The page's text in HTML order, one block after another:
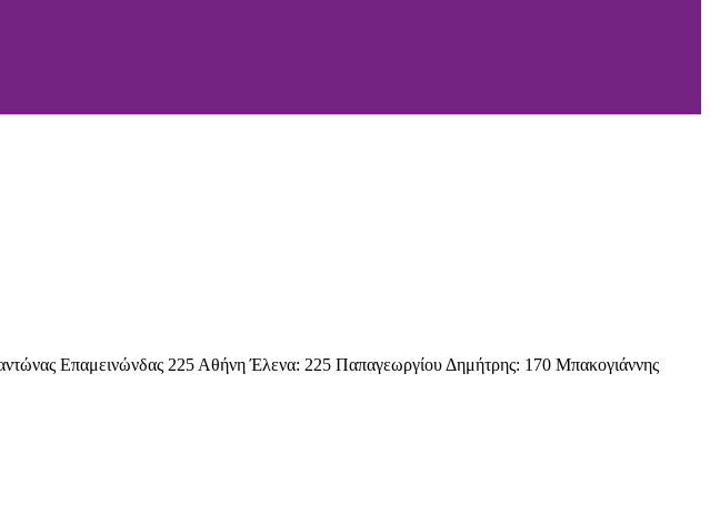
225 Αθήνη Έλενα: 225 Παπαγεωργίου Δημήτρης: 170 Μπακογιάννης